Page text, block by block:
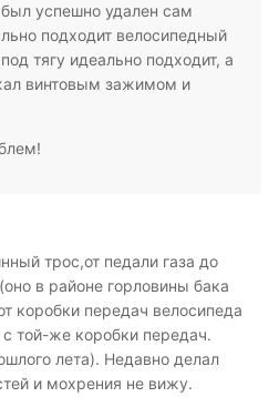
успешно удален сам
подходит велосипедный
тягу идеально подходит, а
винтовым зажимом и
трос,от педали газа до
в районе горловины бака
коробки передач велосипеда
той-же коробки передач.
лета). Недавно делал
и мохрения не вижу.